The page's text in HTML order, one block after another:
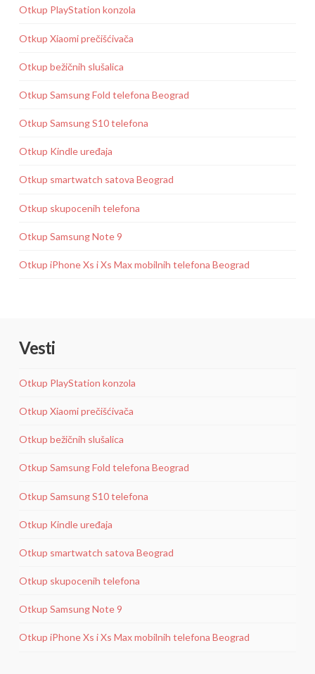
Otkup PlayStation konzola
Otkup Xiaomi prečišćivača
Otkup bežičnih slušalica
Otkup Samsung Fold telefona Beograd
Otkup Samsung S10 telefona
Otkup Kindle uređaja
Otkup smartwatch satova Beograd
Otkup skupocenih telefona
Otkup Samsung Note 9
Otkup iPhone Xs i Xs Max mobilnih telefona Beograd
Vesti
Otkup PlayStation konzola
Otkup Xiaomi prečišćivača
Otkup bežičnih slušalica
Otkup Samsung Fold telefona Beograd
Otkup Samsung S10 telefona
Otkup Kindle uređaja
Otkup smartwatch satova Beograd
Otkup skupocenih telefona
Otkup Samsung Note 9
Otkup iPhone Xs i Xs Max mobilnih telefona Beograd